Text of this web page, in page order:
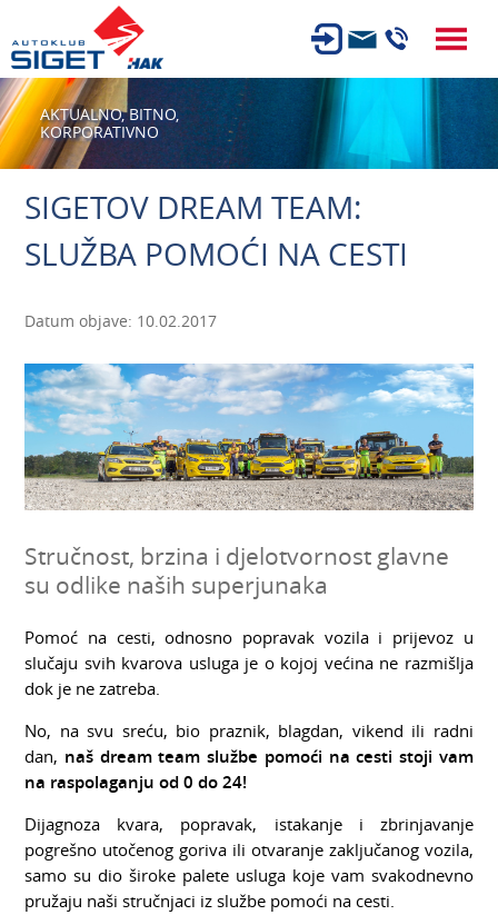
ČLANSTVO
TEHNIČKI PREGLED
AUTOSERVIS
USLUGE
KARIJERA
AUTOŠKOLA
AKTUALNO,BITNO,
KORPORATIVNO
SIGETOV DREAM TEAM:
SLUŽBA POMOĆI NA CESTI
Datum objave: 10.02.2017
Stručnost, brzina i djelotvornost glavne
su odlike naših superjunaka
Pomoć na cesti, odnosno popravak vozila i prijevoz u
slučaju svih kvarova usluga je o kojoj većina ne razmišlja
dok je ne zatreba.
No, na svu sreću, bio praznik, blagdan, vikend ili radni
dan, naš dream team službe pomoći na cesti stoji vam
na raspolaganju od 0 do 24!
Dijagnoza kvara, popravak, istakanje i zbrinjavanje
pogrešno utočenog goriva ili otvaranje zaključanog vozila,
samo su dio široke palete usluga koje vam svakodnevno
pružaju naši stručnjaci iz službe pomoći na cesti.